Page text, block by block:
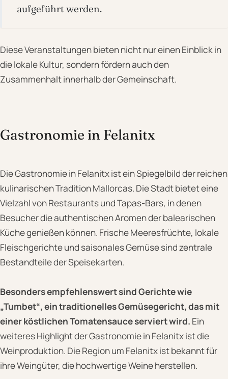
aufgeführt werden.
Diese Veranstaltungen bieten nicht nur einen Einblick in
die lokale Kultur, sondern fördern auch den
Zusammenhalt innerhalb der Gemeinschaft.
Gastronomie in Felanitx
Die Gastronomie in Felanitx ist ein Spiegelbild der reichen
kulinarischen Tradition Mallorcas. Die Stadt bietet eine
Vielzahl von Restaurants und Tapas-Bars, in denen
Besucher die authentischen Aromen der balearischen
Küche genießen können. Frische Meeresfrüchte, lokale
Fleischgerichte und saisonales Gemüse sind zentrale
Bestandteile der Speisekarten.
Besonders empfehlenswert sind Gerichte wie
„Tumbet“, ein traditionelles Gemüsegericht, das mit
einer köstlichen Tomatensauce serviert wird. Ein
weiteres Highlight der Gastronomie in Felanitx ist die
Weinproduktion. Die Region um Felanitx ist bekannt für
ihre Weingüter, die hochwertige Weine herstellen.